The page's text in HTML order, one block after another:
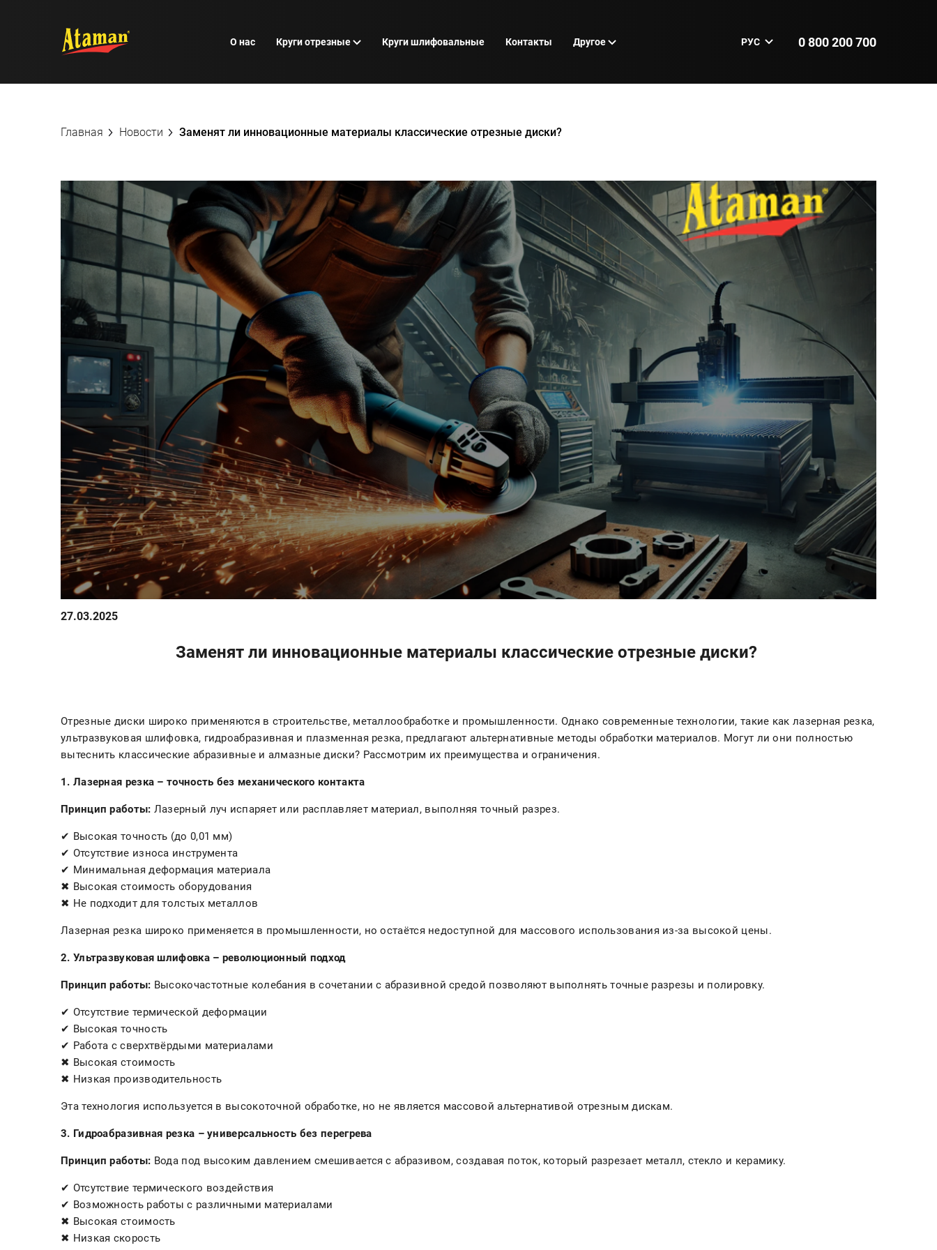
О нас Круги отрезные Круги шлифовальные Контакты Другое РУС 0 800 200 700
Главная Новости Заменят ли инновационные материалы классические отрезные диски?
27.03.2025
Заменят ли инновационные материалы классические отрезные диски?
Отрезные диски широко применяются в строительстве, металлообработке и промышленности. Однако современные технологии, такие как лазерная резка,
ультразвуковая шлифовка, гидроабразивная и плазменная резка, предлагают альтернативные методы обработки материалов. Могут ли они полностью
вытеснить классические абразивные и алмазные диски? Рассмотрим их преимущества и ограничения.
1. Лазерная резка – точность без механического контакта
Принцип работы: Лазерный луч испаряет или расплавляет материал, выполняя точный разрез.
✔ Высокая точность (до 0,01 мм)
✔ Отсутствие износа инструмента
✔ Минимальная деформация материала
✖ Высокая стоимость оборудования
✖ Не подходит для толстых металлов
Лазерная резка широко применяется в промышленности, но остаётся недоступной для массового использования из-за высокой цены.
2. Ультразвуковая шлифовка – революционный подход
Принцип работы: Высокочастотные колебания в сочетании с абразивной средой позволяют выполнять точные разрезы и полировку.
✔ Отсутствие термической деформации
✔ Высокая точность
✔ Работа с сверхтвёрдыми материалами
✖ Высокая стоимость
✖ Низкая производительность
Эта технология используется в высокоточной обработке, но не является массовой альтернативой отрезным дискам.
3. Гидроабразивная резка – универсальность без перегрева
Принцип работы: Вода под высоким давлением смешивается с абразивом, создавая поток, который разрезает металл, стекло и керамику.
✔ Отсутствие термического воздействия
✔ Возможность работы с различными материалами
✖ Высокая стоимость
✖ Низкая скорость